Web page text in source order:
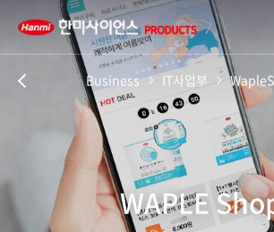
Business IT사업부
이전
WAPLE